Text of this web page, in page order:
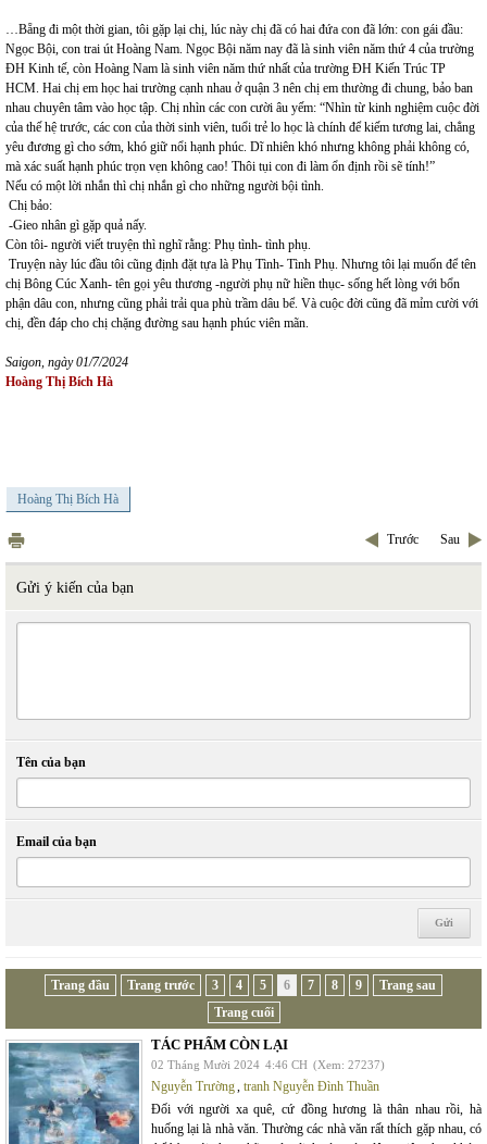
…Bẵng đi một thời gian, tôi gặp lại chị, lúc này chị đã có hai đứa con đã lớn: con gái đầu:
Ngọc Bội, con trai út Hoàng Nam. Ngọc Bội năm nay đã là sinh viên năm thứ 4 của trường
ĐH Kinh tế, còn Hoàng Nam là sinh viên năm thứ nhất của trường ĐH Kiến Trúc TP
HCM. Hai chị em học hai trường cạnh nhau ở quận 3 nên chị em thường đi chung, bảo ban
nhau chuyên tâm vào học tập. Chị nhìn các con cười âu yếm: “Nhìn từ kinh nghiệm cuộc đời
của thế hệ trước, các con của thời sinh viên, tuổi trẻ lo học là chính để kiếm tương lai, chẳng
yêu đương gì cho sớm, khó giữ nổi hạnh phúc. Dĩ nhiên khó nhưng không phải không có,
mà xác suất hạnh phúc trọn vẹn không cao! Thôi tụi con đi làm ổn định rồi sẽ tính!”
Nếu có một lời nhắn thì chị nhắn gì cho những người bội tình.
Chị bảo:
-Gieo nhân gì gặp quả nấy.
Còn tôi- người viết truyện thì nghĩ rằng: Phụ tình- tình phụ.
Truyện này lúc đầu tôi cũng định đặt tựa là Phụ Tình- Tình Phụ. Nhưng tôi lại muốn để tên
chị Bông Cúc Xanh- tên gọi yêu thương -người phụ nữ hiền thục- sống hết lòng với bổn
phận dâu con, nhưng cũng phải trải qua phù trầm dâu bể. Và cuộc đời cũng đã mỉm cười với
chị, đền đáp cho chị chặng đường sau hạnh phúc viên mãn.
Saigon, ngày 01/7/2024
Hoàng Thị Bích Hà
Hoàng Thị Bích Hà
Trước Sau
Gửi ý kiến của bạn
Tên của bạn
Email của bạn
Trang đầu Trang trước 3 4 5 6 7 8 9
Trang sau
Trang cuối
TÁC PHẨM CÒN LẠI
02 Tháng Mười 2024 4:46 CH (Xem: 27237)
Nguyễn Trường, tranh Nguyễn Đình Thuần
Đối với người xa quê, cứ đồng hương là thân nhau rồi, hà
huống lại là nhà văn. Thường các nhà văn rất thích gặp nhau, có